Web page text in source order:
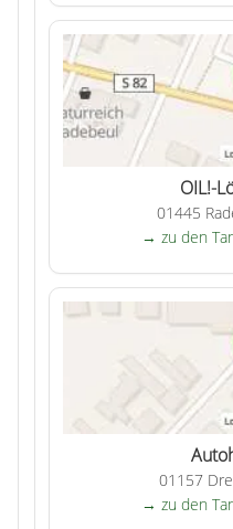
OIL!-
01445
→ zu den
01157
→ zu den